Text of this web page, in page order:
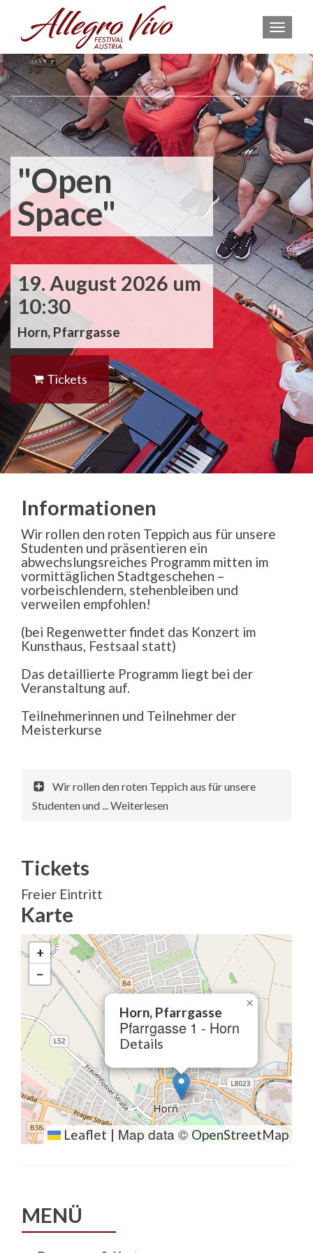
"Open
Space"
19. August 2026 um
10:30
Horn, Pfarrgasse
Tickets
Informationen
Wir rollen den roten Teppich aus für unsere
Studenten und präsentieren ein
abwechslungsreiches Programm mitten im
vormittäglichen Stadtgeschehen –
vorbeischlendern, stehenbleiben und
verweilen empfohlen!
(bei Regenwetter findet das Konzert im
Kunsthaus, Festsaal statt)
Das detaillierte Programm liegt bei der
Veranstaltung auf.
Teilnehmerinnen und Teilnehmer der
Meisterkurse
Wir rollen den roten Teppich aus für unsere
Studenten und ... Weiterlesen
Tickets
Freier Eintritt
Karte
Horn, Pfarrgasse
Pfarrgasse 1 - Horn
Details
×
+
−
Leaflet |Map data © OpenStreetMap
MENÜ